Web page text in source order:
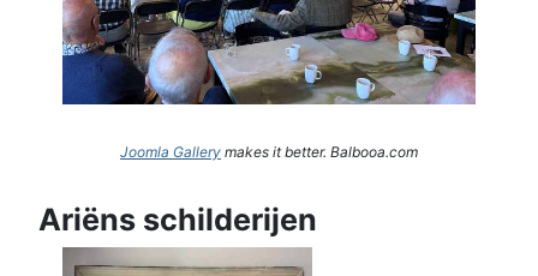
Joomla Gallery makes it better. Balbooa.com
Ariëns schilderijen